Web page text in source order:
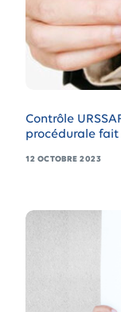
Contrôle
procédurale
12 OCTOBRE 2023